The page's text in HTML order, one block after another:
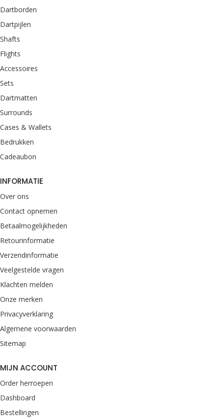
Dartborden
Dartpijlen
Shafts
Flights
Accessoires
Sets
Dartmatten
Surrounds
Cases & Wallets
Bedrukken
Cadeaubon
INFORMATIE
Over ons
Contact opnemen
Betaalmogelijkheden
Retourinformatie
Verzendinformatie
Veelgestelde vragen
Klachten melden
Onze merken
Privacyverklaring
Algemene voorwaarden
Sitemap
MIJN ACCOUNT
Order herroepen
Dashboard
Bestellingen